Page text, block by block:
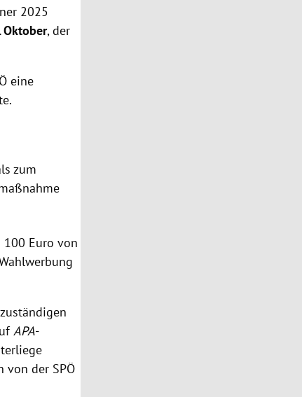
2025
Oktober, der
eine
zum
100 Euro von
APA-
von der SPÖ